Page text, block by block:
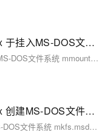
【Shell 命令集合 磁盘管理 】Linux 于挂入MS-DOS文件系统 mmount 命令使用指南
【Shell 命令集合 磁盘管理 】Linux 于挂入MS-DOS文件系统 mmount 命令使用指南
【Shell 命令集合 磁盘维护 】Linux 创建MS-DOS文件系统 mkfs.msdos命令使用教程
【Shell 命令集合 磁盘维护 】Linux 创建MS-DOS文件系统 mkfs.msdos命令使用教程